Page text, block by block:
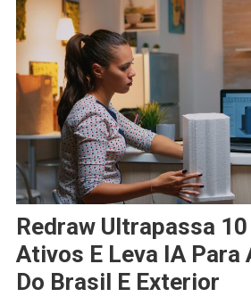
Redraw Ultrapassa
Ativos E Leva IA
Do Brasil E Exterior